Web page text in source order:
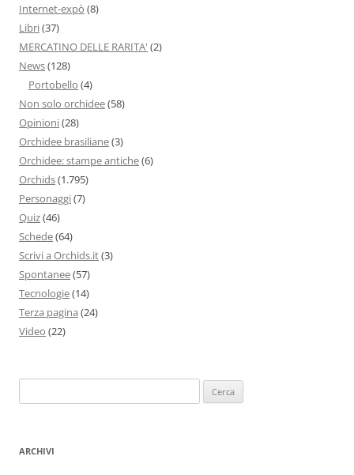
Internet-expò (8)
Libri(37)
MERCATINO DELLE RARITA' (2)
News(128)
Portobello (4)
Non solo orchidee(58)
Opinioni(28)
Orchidee brasiliane(3)
Orchidee: stampe antiche(6)
Orchids(1.795)
Personaggi(7)
Quiz(46)
Schede(64)
Scrivi a Orchids.it(3)
Spontanee(57)
Tecnologie(14)
Terza pagina (24)
Video (22)
per:
ARCHIVI